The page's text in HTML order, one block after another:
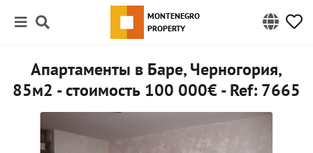
MONTENEGRO
PROPERTY
Апартаменты в Баре, Черногория,
85м2 - стоимость 100 000€ - Ref: 7665